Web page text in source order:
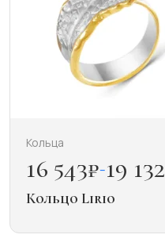
Кольца
16 543₽–19 132
Кольцо Lirio